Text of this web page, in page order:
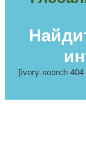
[ivory-search